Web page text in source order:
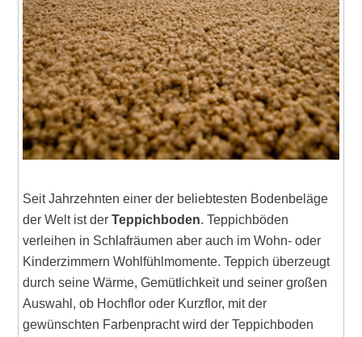
Seit Jahrzehnten einer der beliebtesten Bodenbeläge
der Welt ist derTeppichboden. Teppichböden
verleihen in Schlafräumen aber auch im Wohn- oder
Kinderzimmern Wohlfühlmomente. Teppich überzeugt
durch seine Wärme, Gemütlichkeit und seiner großen
Auswahl, ob Hochflor oder Kurzflor, mit der
gewünschten Farbenpracht wird der Teppichboden